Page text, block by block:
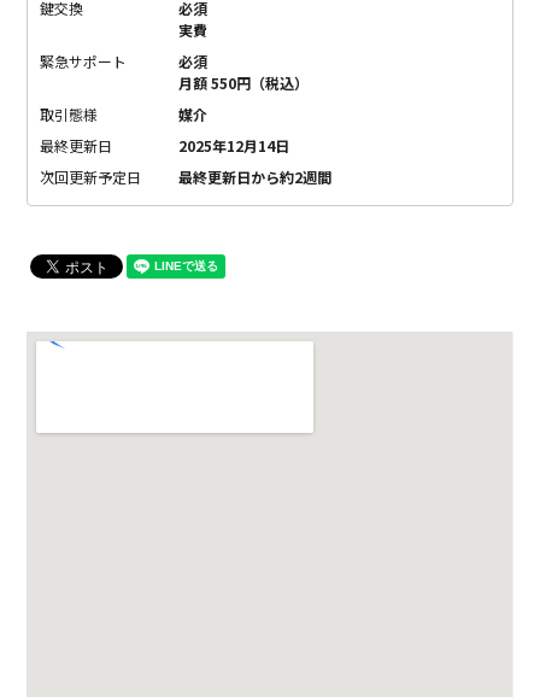
鍵交換
必須
実費
緊急サポート
必須
月額 550円（税込）
取引態様
媒介
最終更新日
2025年12月14日
次回更新予定日
最終更新日から約2週間